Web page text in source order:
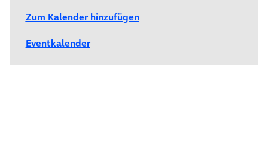
Zum Kalender hinzufügen
Eventkalender